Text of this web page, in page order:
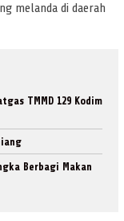
melanda di daerah
TMMD 129 Kodim
Berbagi Makan